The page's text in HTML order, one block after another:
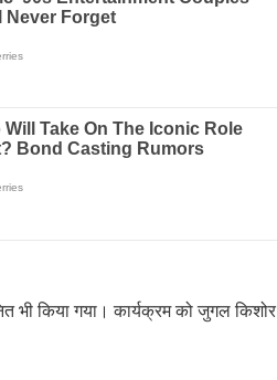
भी किया गया। कार्यक्रम को जुगल किशोर